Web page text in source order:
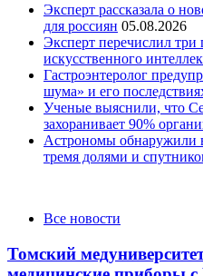
Эксперт рассказала о
для россиян 05.08.2026
Эксперт перечислил
искусственного
Гастроэнтеролог
шума» и его
Ученые выяснили, что
захоранивает 90%
Астрономы обнаружили
тремя долями и
CategoriesВсе новости
Томский